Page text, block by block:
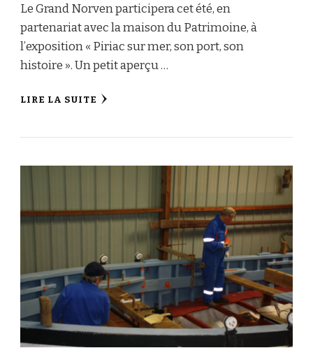
Le Grand Norven participera cet été, en
partenariat avec la maison du Patrimoine, à
l’exposition « Piriac sur mer, son port, son
histoire ». Un petit aperçu …
LIRE LA SUITE